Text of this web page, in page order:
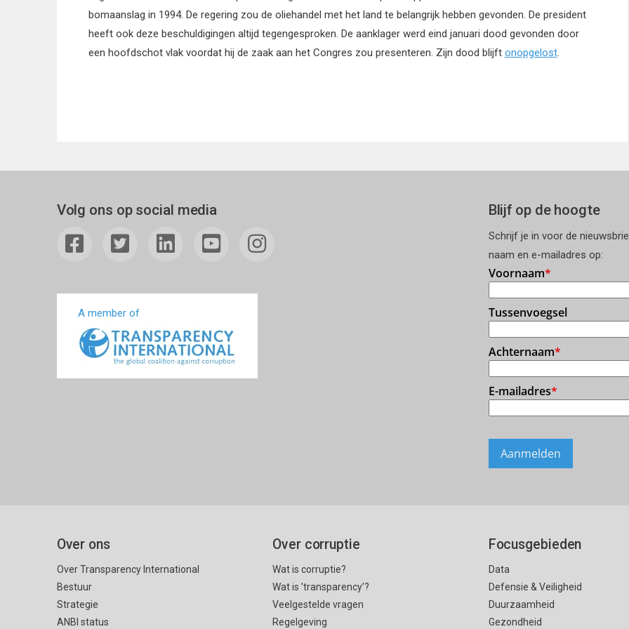
bomaanslag in 1994. De regering zou de oliehandel met het land te belangrijk hebben gevonden. De president
heeft ook deze beschuldigingen altijd tegengesproken. De aanklager werd eind januari dood gevonden door
een hoofdschot vlak voordat hij de zaak aan het Congres zou presenteren. Zijn dood blijft onopgelost.
Volg ons op social media
A member of
Blijf op de hoogte
Schrijf je in voor de
naam en e-mailadres op:
Over ons
Over Transparency International
Bestuur
Strategie
ANBI status
Over corruptie
Wat is corruptie?
Wat is ’transparency’?
Veelgestelde vragen
Regelgeving
Focusgebieden
Data
Defensie & Veiligheid
Duurzaamheid
Gezondheid